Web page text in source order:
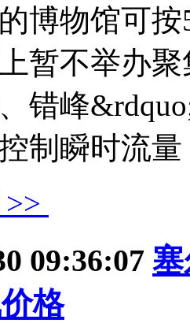
博物馆可
暂不举办
错峰
制瞬时流
09:36:07
格